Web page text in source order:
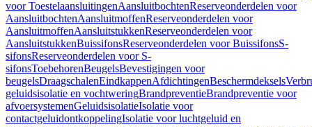
voor ToestelaansluitingenAansluitbochtenReserveonderdelen voor
AansluitbochtenAansluitmoffenReserveonderdelen voor
AansluitmoffenAansluitstukkenReserveonderdelen voor
AansluitstukkenBuissifonsReserveonderdelen voor BuissifonsS-
sifonsReserveonderdelen voor S-
sifonsToebehorenBeugelsBevestigingen voor
beugelsDraagschalenEindkappenAfdichtingenBeschermdeksels
geluidsisolatie en vochtweringBrandpreventieBrandpreventie voor
afvoersystemenGeluidsisolatieIsolatie voor
contactgeluidontkoppelingIsolatie voor luchtgeluid en